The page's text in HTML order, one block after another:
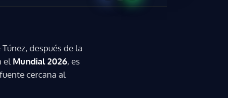
después de la
el Mundial 2026, es
cercana al